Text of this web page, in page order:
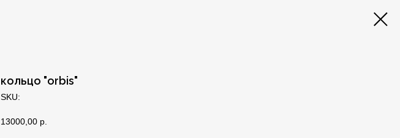
кольцо "orbis"
SKU:
13000,00 р.